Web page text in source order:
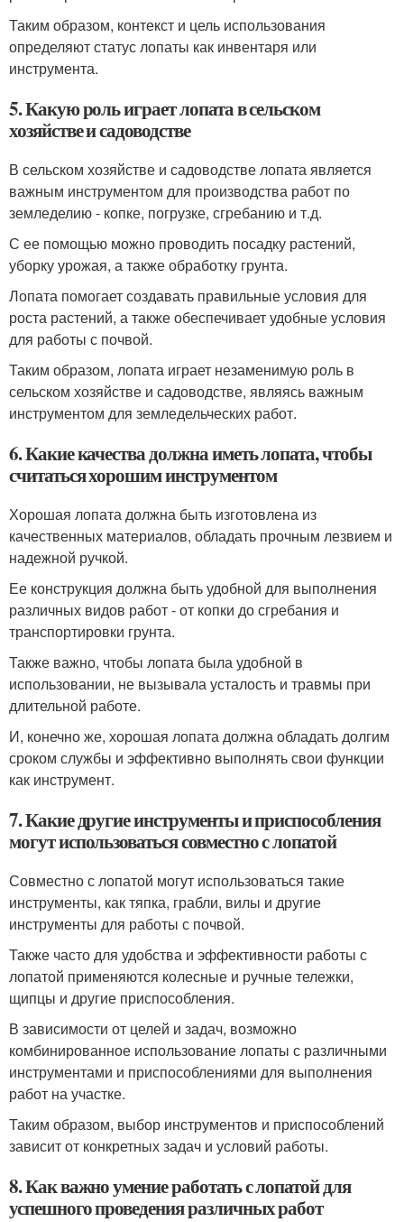
Таким образом, контекст и цель использования
определяют статус лопаты как инвентаря или
инструмента.
5. Какую роль играет лопата в сельском
хозяйстве и садоводстве
В сельском хозяйстве и садоводстве лопата является
важным инструментом для производства работ по
земледелию - копке, погрузке, сгребанию и т.д.
С ее помощью можно проводить посадку растений,
уборку урожая, а также обработку грунта.
Лопата помогает создавать правильные условия для
роста растений, а также обеспечивает удобные условия
для работы с почвой.
Таким образом, лопата играет незаменимую роль в
сельском хозяйстве и садоводстве, являясь важным
инструментом для земледельческих работ.
6. Какие качества должна иметь лопата, чтобы
считаться хорошим инструментом
Хорошая лопата должна быть изготовлена из
качественных материалов, обладать прочным лезвием и
надежной ручкой.
Ее конструкция должна быть удобной для выполнения
различных видов работ - от копки до сгребания и
транспортировки грунта.
Также важно, чтобы лопата была удобной в
использовании, не вызывала усталость и травмы при
длительной работе.
И, конечно же, хорошая лопата должна обладать долгим
сроком службы и эффективно выполнять свои функции
как инструмент.
7. Какие другие инструменты и приспособления
могут использоваться совместно с лопатой
Совместно с лопатой могут использоваться такие
инструменты, как тяпка, грабли, вилы и другие
инструменты для работы с почвой.
Также часто для удобства и эффективности работы с
лопатой применяются колесные и ручные тележки,
щипцы и другие приспособления.
В зависимости от целей и задач, возможно
комбинированное использование лопаты с различными
инструментами и приспособлениями для выполнения
работ на участке.
Таким образом, выбор инструментов и приспособлений
зависит от конкретных задач и условий работы.
8. Как важно умение работать с лопатой для
успешного проведения различных работ